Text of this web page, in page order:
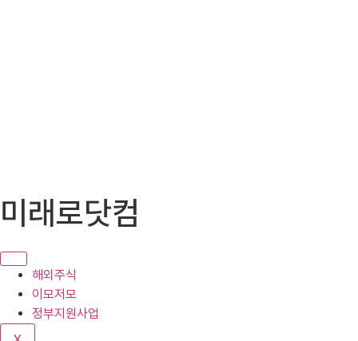
텐
로
기
미래로닷컴
해외주식
이모저모
정부지원사업